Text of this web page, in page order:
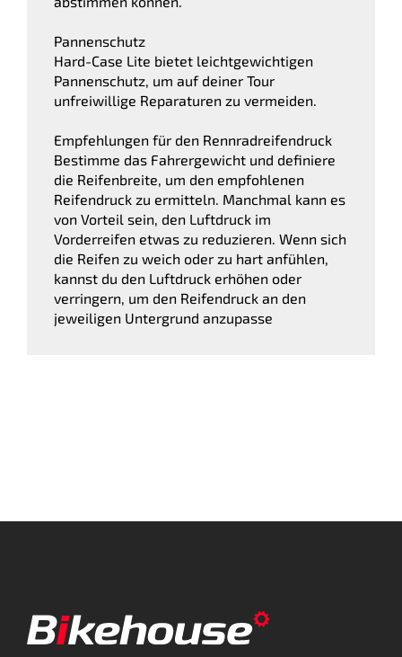
Pannenschutz
Hard-Case Lite bietet leichtgewichtigen
Pannenschutz, um auf deiner Tour
unfreiwillige Reparaturen zu vermeiden.
Empfehlungen für den Rennradreifendruck
Bestimme das Fahrergewicht und definiere
die Reifenbreite, um den empfohlenen
Reifendruck zu ermitteln. Manchmal kann es
von Vorteil sein, den Luftdruck im
Vorderreifen etwas zu reduzieren. Wenn sich
die Reifen zu weich oder zu hart anfühlen,
kannst du den Luftdruck erhöhen oder
verringern, um den Reifendruck an den
jeweiligen Untergrund anzupasse